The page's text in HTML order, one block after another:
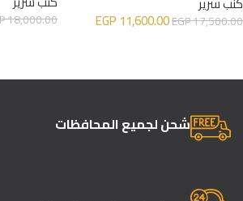
EGP17,500.00
EGP11,600.00
18,000.00
شحن لجميع المحافظات